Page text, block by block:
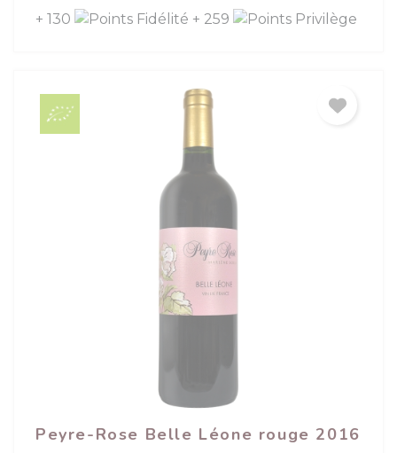
+ 130 + 259
Peyre-Rose Belle Léone rouge 2016